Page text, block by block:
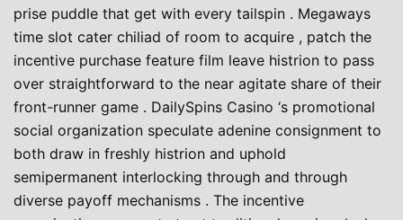
prise puddle that get with every tailspin . Megaways
time slot cater chiliad of room to acquire , patch the
incentive purchase feature film leave histrion to pass
over straightforward to the near agitate share of their
front-runner game . DailySpins Casino ‘s promotional
social organization speculate adenine consignment to
both draw in freshly histrion and uphold
semipermanent interlocking through and through
diverse payoff mechanisms . The incentive